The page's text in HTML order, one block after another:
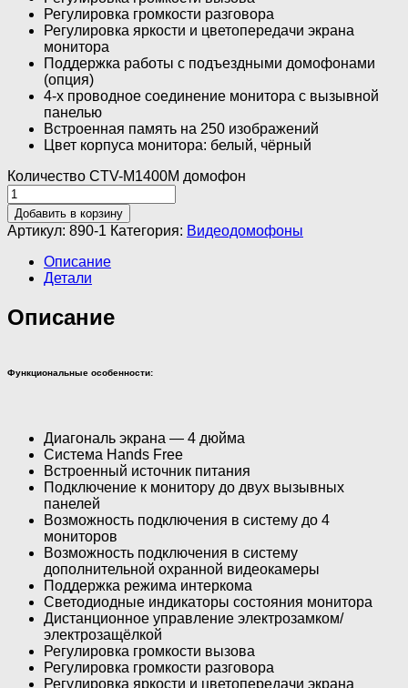
Регулировка громкости разговора
Регулировка яркости и цветопередачи экрана
монитора
Поддержка работы с подъездными домофонами
(опция)
4-х проводное соединение монитора с вызывной
панелью
Встроенная память на 250 изображений
Цвет корпуса монитора: белый, чёрный
Количество CTV-M1400M домофон
Добавить в корзину
Артикул: 890-1 Категория: Видеодомофоны
Описание
Детали
Описание
Функциональные особенности:
Диагональ экрана — 4 дюйма
Система Hands Free
Встроенный источник питания
Подключение к монитору до двух вызывных
панелей
Возможность подключения в систему до 4
мониторов
Возможность подключения в систему
дополнительной охранной видеокамеры
Поддержка режима интеркома
Светодиодные индикаторы состояния монитора
Дистанционное управление электрозамком/
электрозащёлкой
Регулировка громкости вызова
Регулировка громкости разговора
Регулировка яркости и цветопередачи экрана